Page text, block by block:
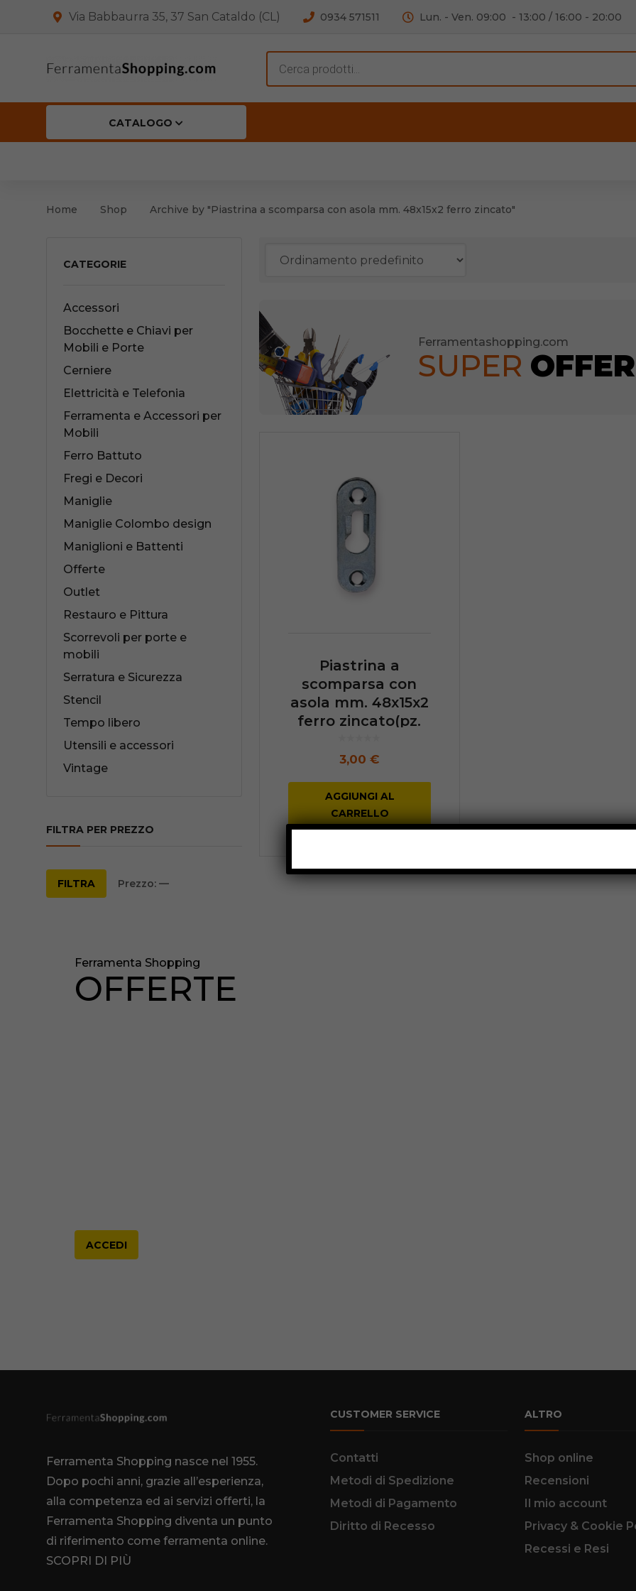
Via Babbaurra 35, 37 San Cataldo (CL) 0934 571511 Lun. - Ven. 09:00 - 13:00 / 16:00 - 20:00
CATALOGO
Accessori vari Cerniere per Porta
Lampade led
Collezioni Maniglie
Antologhia
Casseforti
Home Shop Archive by "Piastrina a scomparsa con asola mm. 48x15x2 ferro zincato"
CATEGORIE
Accessori
Bocchette e Chiavi per
Mobili e Porte
Cerniere
Elettricità e Telefonia
Ferramenta e Accessori per
Mobili
Ferro Battuto
Fregi e Decori
Maniglie
Maniglie Colombo design
Maniglioni e Battenti
Offerte
Outlet
Restauro e Pittura
Scorrevoli per porte e
mobili
Serratura e Sicurezza
Stencil
Tempo libero
Utensili e accessori
Vintage
FILTRA PER PREZZO
Prezzo
Min
Prezzo
Max
FILTRA Prezzo: —
Ferramenta Shopping
OFFERTE
ACCEDI
Ferramentashopping.com
SUPER
Piastrina a
scomparsa con
asola mm. 48x15x2
ferro zincato(pz.
3,00 €
AGGIUNGI AL
CARRELLO
Ferramenta Shopping nasce nel 1955.
Dopo pochi anni, grazie all’esperienza,
alla competenza ed ai servizi offerti, la
Ferramenta Shopping diventa un punto
di riferimento come ferramenta online.
SCOPRI DI PIÙ
CUSTOMER SERVICE
Contatti
Metodi di Spedizione
Metodi di Pagamento
Diritto di Recesso
ALTRO
Shop online
Recensioni
Il mio account
Privacy & Cookie
Recessi e Resi